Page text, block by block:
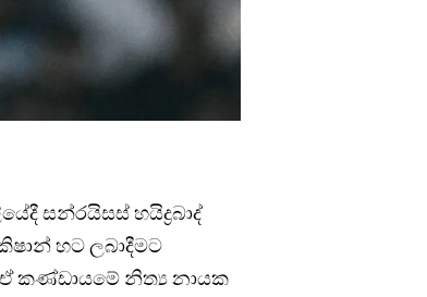
සන්රයිසස් හයිද්‍රබාද්
හට ලබාදීමට
කණ්ඩායමේ නිත්‍ය නායක